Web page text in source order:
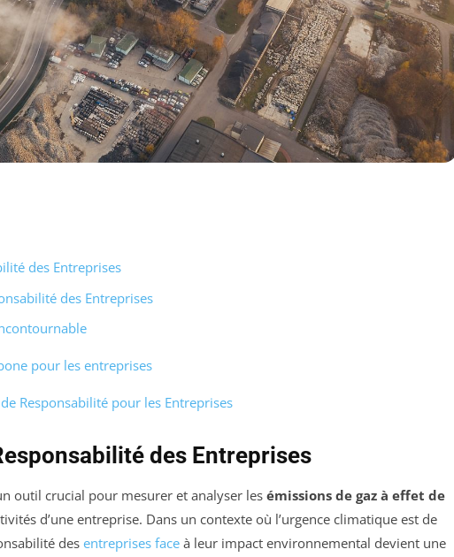
des Entreprises
des Entreprises
pour les entreprises
Responsabilité pour les Entreprises
des Entreprises
outil crucial pour mesurer et analyser les émissions de gaz à effet de
d’une entreprise. Dans un contexte où l’urgence climatique est de
des entreprises face à leur impact environnemental devient une